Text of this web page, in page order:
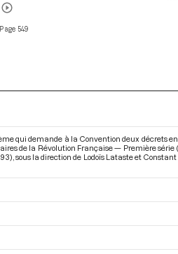
549
qui demande à la Convention deux décrets
de la Révolution Française — Première série
, sous la direction de Lodoïs Lataste et